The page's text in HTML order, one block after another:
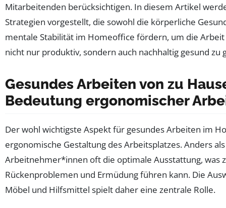
Mitarbeitenden berücksichtigen. In diesem Artikel
Strategien vorgestellt, die sowohl die körperliche
mentale Stabilität im Homeoffice fördern, um die Arbeit
nicht nur produktiv, sondern auch nachhaltig gesund zu
Gesundes Arbeiten von zu
Bedeutung ergonomischer
Der wohl wichtigste Aspekt für gesundes Arbeiten im
ergonomische Gestaltung des Arbeitsplatzes. Anders
Arbeitnehmer*innen oft die optimale Ausstattung, was
Rückenproblemen und Ermüdung führen kann. Die
Möbel und Hilfsmittel spielt daher eine zentrale Rolle.